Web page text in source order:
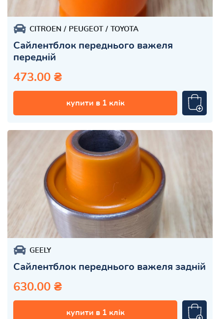
CITROEN PEUGEOT TOYOTA
Сайлентблок переднього важеля
передній
473.00 ₴
купити в 1 клік
GEELY
Сайлентблок переднього важеля задній
630.00 ₴
купити в 1 клік